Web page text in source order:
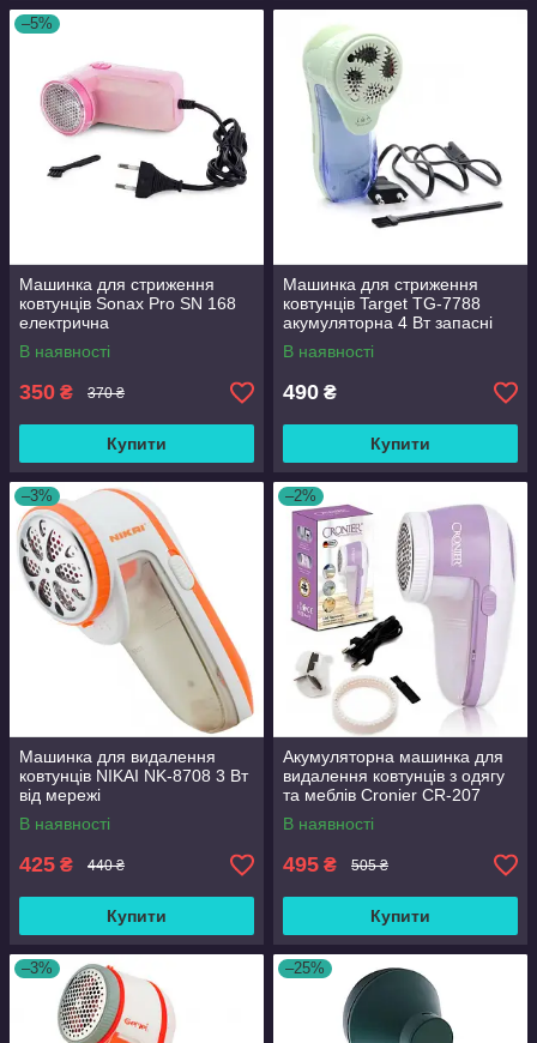
–5%
Машинка для стриження
ковтунців Sonax Pro SN 168
електрична
В наявності
350 ₴ 370 ₴
Купити
Машинка для стриження
ковтунців Target TG-7788
акумуляторна 4 Вт запасні
ножі
В наявності
490 ₴
Купити
–3%
Машинка для видалення
ковтунців NIKAI NK-8708 3 Вт
від мережі
В наявності
425 ₴ 440 ₴
Купити
–2%
Акумуляторна машинка для
видалення ковтунців з одягу
та меблів Cronier CR-207
professional 4 Вт
В наявності
495 ₴ 505 ₴
Купити
–3% –25%